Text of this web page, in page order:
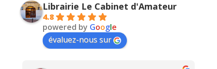
Librairie Le Cabinet d'Amateur
4.8
powered by Google
évaluez-nous sur